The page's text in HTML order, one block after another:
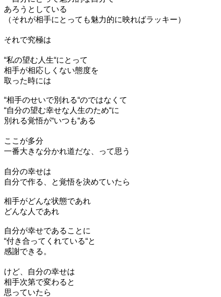
あろうとしている
（それが相手にとっても魅力的に映ればラッキー）
それで究極は
“私の望む人生“にとって
相手が相応しくない態度を
取った時には
“相手のせいで別れる“のではなくて
“自分の望む幸せな人生のため“に
別れる覚悟が“いつも“ある
ここが多分
一番大きな分かれ道だな、って思う
自分の幸せは
自分で作る、と覚悟を決めていたら
相手がどんな状態であれ
どんな人であれ
自分が幸せであることに
“付き合ってくれている“と
感謝できる。
けど、自分の幸せは
相手次第で変わると
思っていたら